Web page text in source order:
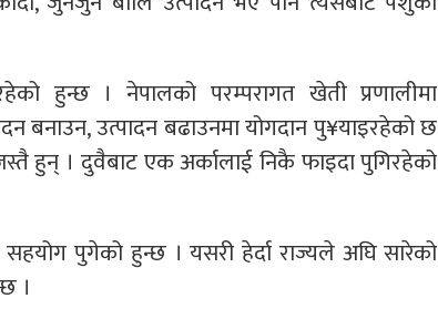
हुन्छ । नेपालको परम्परागत खेती प्रणालीमा
बनाउन, उत्पादन बढाउनमा योगदान पु¥याइरहेको छ
हुन् । दुवैबाट एक अर्कालाई निकै फाइदा पुगिरहेको
पुगेको हुन्छ । यसरी हेर्दा राज्यले अघि सारेको
।